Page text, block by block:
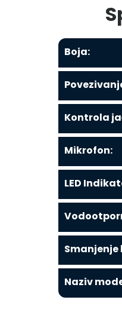
Boja:
Kontrola
Mikrofon:
LED
Smanjenje
Naziv